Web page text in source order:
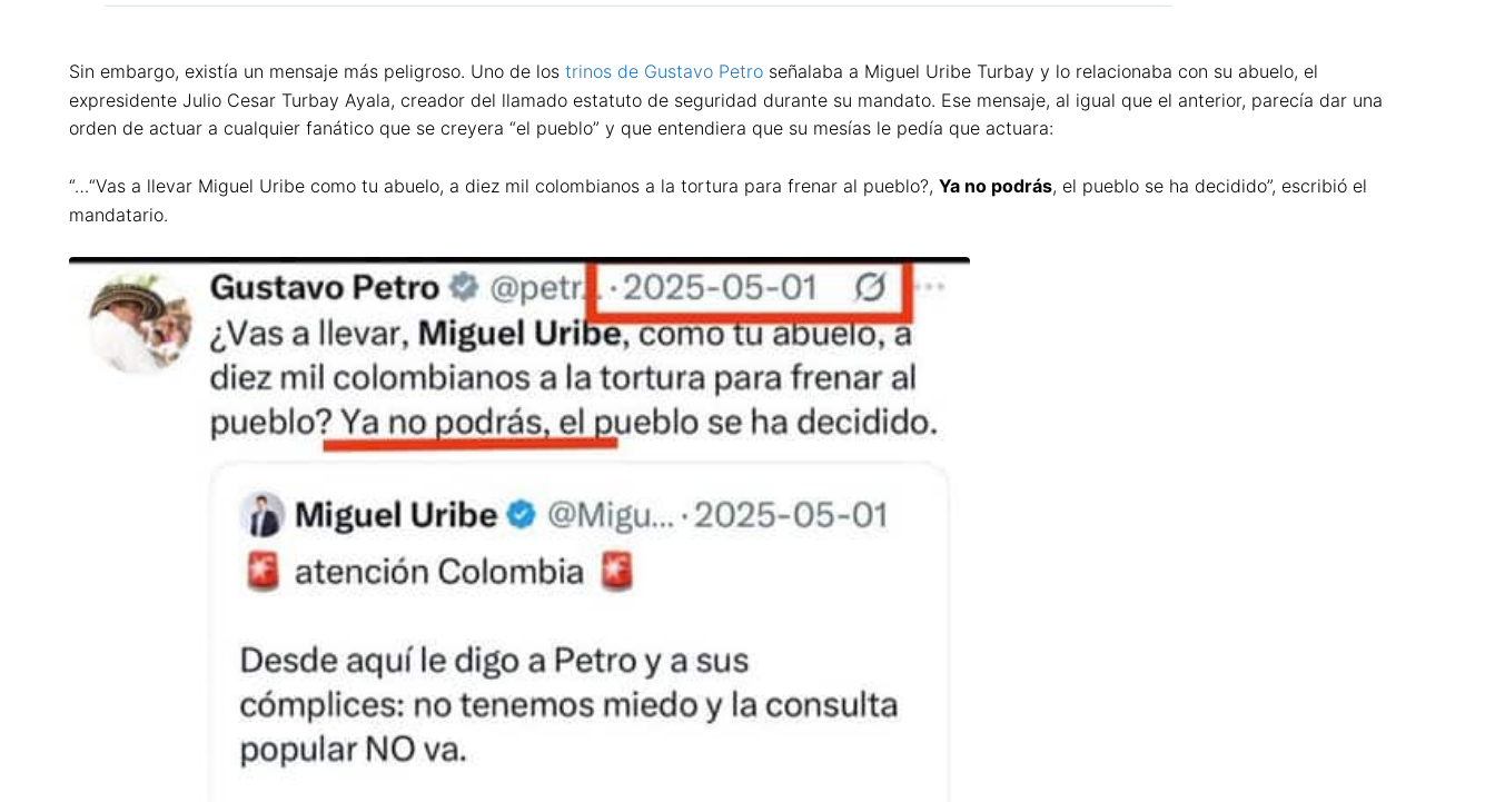
Sin embargo, existía un mensaje más peligroso. Uno de los trinos de Gustavo Petro señalaba a Miguel Uribe Turbay y lo relacionaba con su abuelo, el
expresidente Julio Cesar Turbay Ayala, creador del llamado estatuto de seguridad durante su mandato. Ese mensaje, al igual que el anterior, parecía dar una
orden de actuar a cualquier fanático que se creyera “el pueblo” y que entendiera que su mesías le pedía que actuara:
“…“Vas a llevar Miguel Uribe como tu abuelo, a diez mil colombianos a la tortura para frenar al pueblo?, Ya no podrás, el pueblo se ha decidido”, escribió el
mandatario.